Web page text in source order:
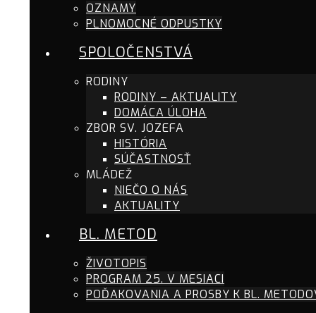
OZNAMY
PLNOMOCNÉ ODPUSTKY
SPOLOČENSTVÁ
RODINY
RODINY – AKTUALITY
DOMÁCA ÚLOHA
ZBOR SV. JOZEFA
HISTÓRIA
SÚČASTNOSŤ
MLÁDEŽ
NIEČO O NÁS
AKTUALITY
BL. METOD
ŽIVOTOPIS
PROGRAM 25. V MESIACI
POĎAKOVANIA A PROSBY K BL.